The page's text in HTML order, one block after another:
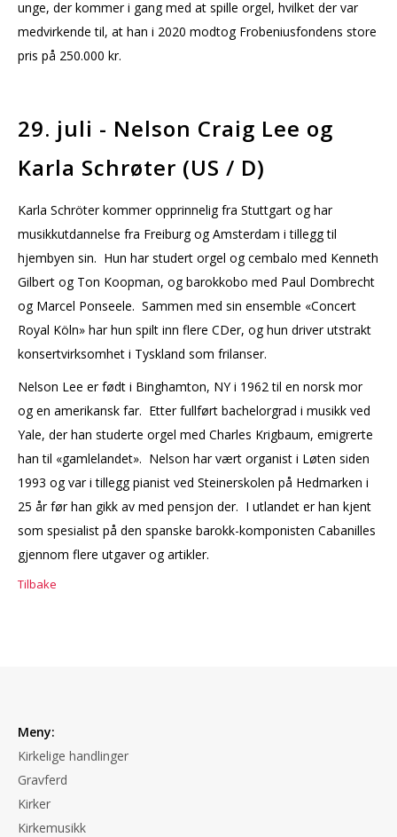
unge, der kommer i gang med at spille orgel, hvilket der var
medvirkende til, at han i 2020 modtog Frobeniusfondens store
pris på 250.000 kr.
29. juli - Nelson Craig Lee og
Karla Schrøter (US / D)
Karla Schröter kommer opprinnelig fra Stuttgart og har
musikkutdannelse fra Freiburg og Amsterdam i tillegg til
hjembyen sin. Hun har studert orgel og cembalo med Kenneth
Gilbert og Ton Koopman, og barokkobo med Paul Dombrecht
og Marcel Ponseele. Sammen med sin ensemble «Concert
Royal Köln» har hun spilt inn flere CDer, og hun driver utstrakt
konsertvirksomhet i Tyskland som frilanser.
Nelson Lee er født i Binghamton, NY i 1962 til en norsk mor
og en amerikansk far. Etter fullført bachelorgrad i musikk ved
Yale, der han studerte orgel med Charles Krigbaum, emigrerte
han til «gamlelandet». Nelson har vært organist i Løten siden
1993 og var i tillegg pianist ved Steinerskolen på Hedmarken i
25 år før han gikk av med pensjon der. I utlandet er han kjent
som spesialist på den spanske barokk-komponisten Cabanilles
gjennom flere utgaver og artikler.
Tilbake
Meny:
Kirkelige handlinger
Gravferd
Kirker
Kirkemusikk